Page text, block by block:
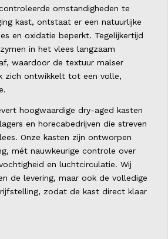
omstandigheden te
kast, ontstaat er een natuurlijke
en oxidatie beperkt. Tegelijkertijd
in het vlees langzaam
waardoor de textuur malser
zich ontwikkelt tot een volle,
hoogwaardige dry-aged kasten
en horecabedrijven die streven
Onze kasten zijn ontworpen
mét nauwkeurige controle over
en luchtcirculatie. Wij
de levering, maar ook de volledige
zodat de kast direct klaar